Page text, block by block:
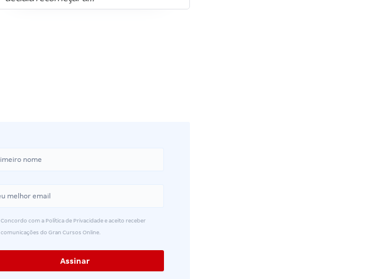
Concordo com a Política de Privacidade e aceito receber
comunicações do Gran Cursos Online.